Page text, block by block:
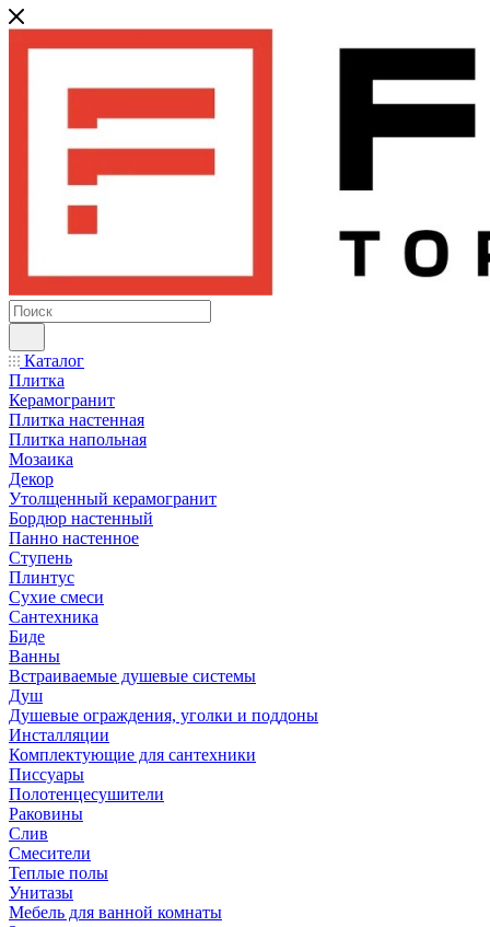
Каталог
Плитка
Керамогранит
Плитка настенная
Плитка напольная
Мозаика
Декор
Утолщенный керамогранит
Бордюр настенный
Панно настенное
Ступень
Плинтус
Сухие смеси
Сантехника
Биде
Ванны
Встраиваемые душевые системы
Душ
Душевые ограждения, уголки и поддоны
Инсталляции
Комплектующие для сантехники
Писсуары
Полотенцесушители
Раковины
Слив
Смесители
Теплые полы
Унитазы
Мебель для ванной комнаты